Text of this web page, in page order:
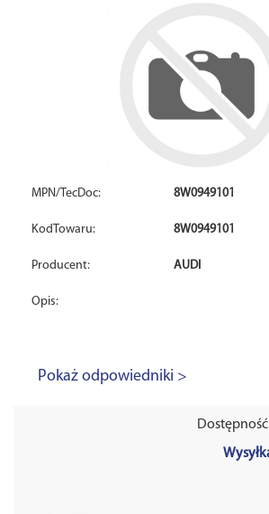
MPN/TecDoc: 8W0949101
KodTowaru: 8W0949101
Producent: AUDI
Opis:
Pokaż odpowiedniki >